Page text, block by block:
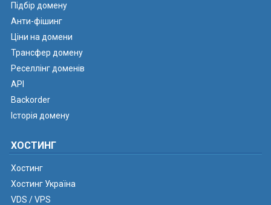
Підбір домену
Анти-фішинг
Ціни на домени
Трансфер домену
Реселлінг доменів
API
Backorder
Історія домену
ХОСТИНГ
Хостинг
Хостинг Україна
VDS / VPS